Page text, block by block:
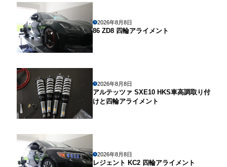
2026年8月8日
86 ZD8 四輪アライメント
2026年8月8日
アルテッツァ SXE10 HKS車高調取り付
けと四輪アライメント
2026年8月8日
レジェント KC2 四輪アライメント